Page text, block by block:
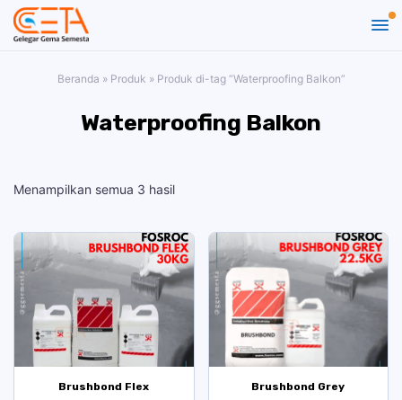
Beranda » Produk » Produk di-tag “Waterproofing Balkon”
Waterproofing Balkon
Menampilkan semua 3 hasil
Brushbond Flex Brushbond Grey